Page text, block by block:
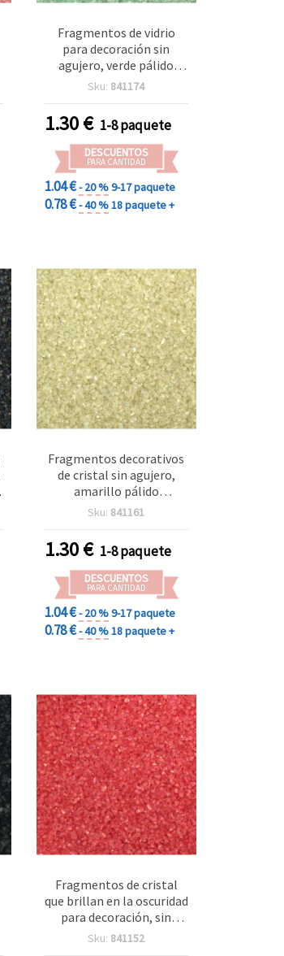
Fragmentos de vidrio
para decoración sin
agujero, verde pálido
irisado, 1,5–2 mm, 50 g
Sku: 841174
1.30€ 1-8 paquete
DESCUENTOS
PARA CANTIDAD
1.04 €- 20 %9-17 paquete
0.78 €- 40 %18 paquete +
Fragmentos decorativos
de cristal sin agujero,
amarillo pálido
iridiscente (arcoíris),
Sku: 841161
1.30€ 1-8 paquete
DESCUENTOS
PARA CANTIDAD
1.04 €- 20 %9-17 paquete
0.78 €- 40 %18 paquete +
Fragmentos de cristal
que brillan en la oscuridad
para decoración, sin
agujero, Rosa Arcoíris, 1–
Sku: 841152